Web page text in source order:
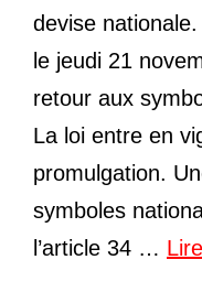
devise
le jeudi 21
retour aux
La loi entre en
promulgation.
symboles
l’article 34 …